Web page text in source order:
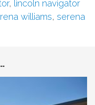
, lincoln navigator
williams, serena